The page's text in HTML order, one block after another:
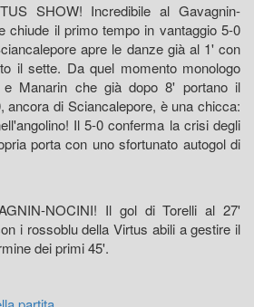
SHOW! Incredibile al Gavagnin-
chiude il primo tempo in vantaggio 5-0
apre le danze già al 1' con
il sette. Da quel momento monologo
Manarin che già dopo 8' portano il
ancora di Sciancalepore, è una chicca:
Il 5-0 conferma la crisi degli
porta con uno sfortunato autogol di
NOCINI! Il gol di Torelli al 27'
i rossoblu della Virtus abili a gestire il
dei primi 45'.